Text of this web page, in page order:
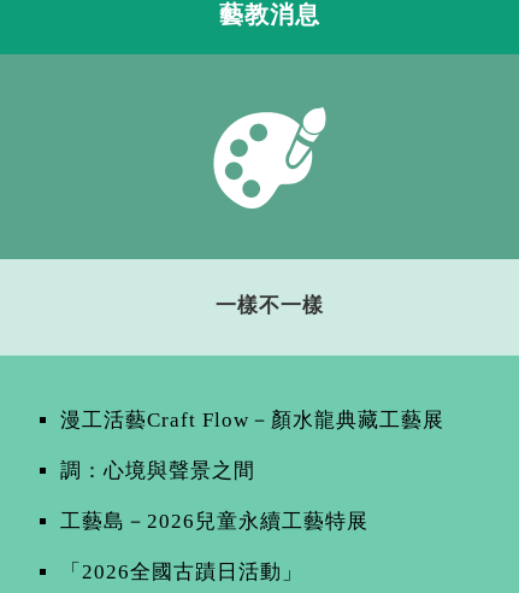
區
塊
藝教消息
一樣不一樣
漫工活藝Craft Flow－顏水龍典藏工藝展
調：心境與聲景之間
工藝島－2026兒童永續工藝特展
「2026全國古蹟日活動」